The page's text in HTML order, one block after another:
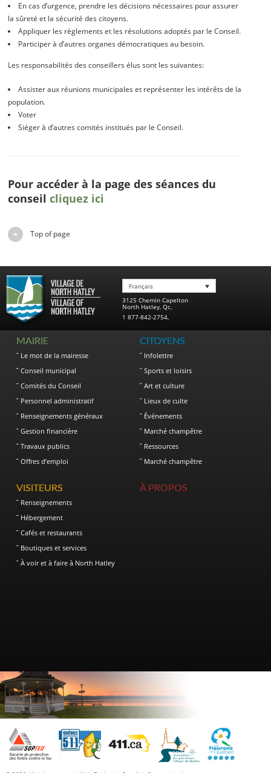
En cas d’urgence, prendre les décisions nécessaires pour assurer
la sûreté et la sécurité des citoyens.
Appliquer les règlements et les résolutions adoptés par le Conseil.
Participer à d’autres organes démocratiques au besoin.
Les responsabilités des conseillers élus sont les suivantes:
Assister aux réunions municipales et représenter les intérêts de la
population.
Voter
Siéger à d’autres comités institués par le Conseil.
Pour accéder à la page des séances du
conseilcliquez ici
Top of page
Français
3125 Chemin Capelton
North Hatley, Qc,
1 877-842-2754,
MAIRIE
Le mot de la mairesse
Conseil municipal
Comités du Conseil
Personnel administratif
Renseignements généraux
Gestion financière
Travaux publics
Offres d’emploi
CITOYENS
Infolettre
Sports et loisirs
Art et culture
Lieux de culte
Événements
Marché champêtre
Ressources
Marché champêtre
VISITEURS
Renseignements
Hébergement
Cafés et restaurants
Boutiques et services
À voir et à faire à North Hatley
À PROPOS